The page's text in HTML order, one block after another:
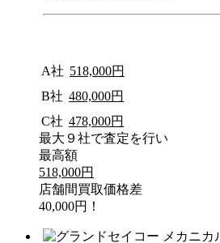
A社 518,000円
B社 480,000円
C社 478,000円
最大９社で査定を行い
最高額
518,000円
店舗間買取価格差
40,000円！